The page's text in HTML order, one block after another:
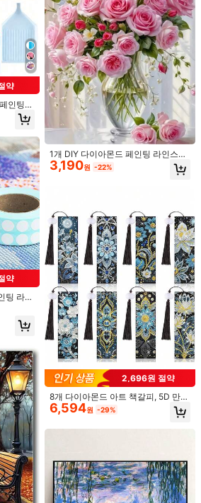
워
로워
워
워
워
워
워
모든 항목
가방 & 러기지 주얼리 & 시계 홈 방직품
팅 및 퍼
이아
도트 조
휴대용
다이아
)
28칸 플라스틱 정리함 및 다이아몬드
페인팅 도구 액세서리 세트 5d Diy 다
이아몬드 자수 모자이크 도구 키트 다
이아몬드 펜 3/6/9 헤드 다이아몬드
트레이 접착제 고정 다이아몬드 교정
기
1,777 원 -29%
약
인팅
팅 액세
포인트
스 휴일
약
팅 라벨
호, 주
도 셀
1개 DIY 다이아몬드 페인팅 라인스톤
자수 꽃 플로럴 홈 데코 풀 드릴 11.8*1
5.7인치/ 30*40cm
3,190원 -22%
2,696원 절약
8개 다이아몬드 아트 책갈피, 5D 만다
라 꽃 구슬 아크릴 태슬 책갈피, 초보
자 및 성인용 DIY 공예 용품, 독서가를
6,594원 -29%